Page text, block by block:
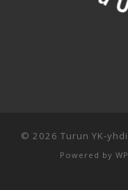
© 2026 Turun YK-
Powered by WP